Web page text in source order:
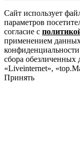
Сайт использует
параметров
согласие с
применением
сбора
«Liveinternet»,
Принять